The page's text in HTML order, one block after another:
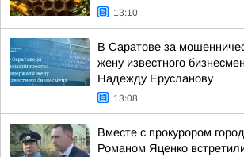
13:10
В Саратове за
жену известного
Надежду Ерусланову
13:08
Вместе с прокурором
Романом Яценко